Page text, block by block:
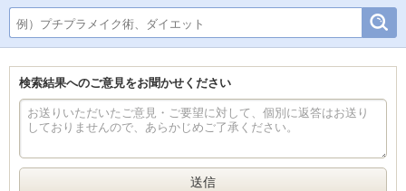
検索結果へのご意見をお聞かせください